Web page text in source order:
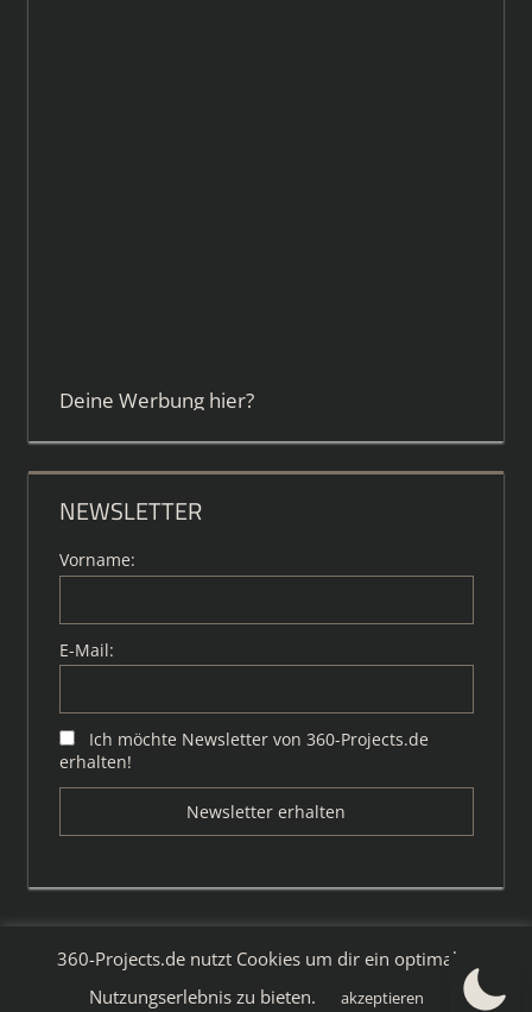
Deine Werbung hier?
NEWSLETTER
Vorname:
E-Mail:
Ich möchte Newsletter von 360-Projects.de
erhalten!
WordPress-Theme: Tortuga von ThemeZee.
360-Projects.de nutzt Cookies um dir ein optimales
Nutzungserlebnis zu bieten.
akzeptieren